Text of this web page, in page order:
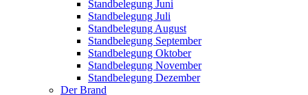
Standbelegung Juni
Standbelegung Juli
Standbelegung August
Standbelegung September
Standbelegung Oktober
Standbelegung November
Standbelegung Dezember
Der Brand